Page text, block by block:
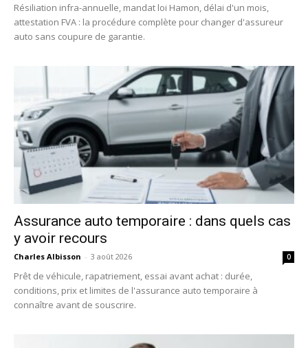
Résiliation infra-annuelle, mandat loi Hamon, délai d'un mois,
attestation FVA : la procédure complète pour changer d'assureur
auto sans coupure de garantie.
Assurance auto temporaire : dans quels cas
y avoir recours
Charles Albisson - 3 août 2026 0
Prêt de véhicule, rapatriement, essai avant achat : durée,
conditions, prix et limites de l'assurance auto temporaire à
connaître avant de souscrire.